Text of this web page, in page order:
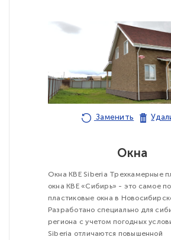
Заменить
Окна
Окна KBE Siberia Трехкамерные
окна KBE «Сибирь» - это самое
пластиковые окна в
Разработано специально для
региона с учетом погодных
Siberia отличаются повышенной